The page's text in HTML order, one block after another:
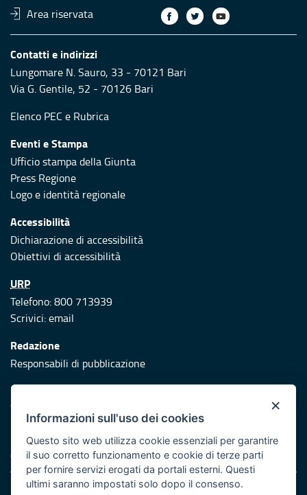
Area riservata
Contatti e indirizzi
Lungomare N. Sauro, 33 - 70121 Bari
Via G. Gentile, 52 - 70126 Bari
Elenco PEC e Rubrica
Eventi e Stampa
Ufficio stampa della Giunta
Press Regione
Logo e identità regionale
Accessibilità
Dichiarazione di accessibilità
Obiettivi di accessibilità
URP
Telefono: 800 713939
Scrivici:email
Redazione
Responsabili di pubblicazione
Protezione civile
Vai al sito di Protezione Civile Puglia
Iniziativa finanziata con risorse del POR Puglia 2014/2020 -
Asse XI
Note legali
×
Informazioni sull'uso dei cookies
Questo sito web utilizza cookie essenziali per garantire
il suo corretto funzionamento e cookie di terze parti
per fornire servizi erogati da portali esterni. Questi
ultimi saranno impostati solo dopo il consenso.